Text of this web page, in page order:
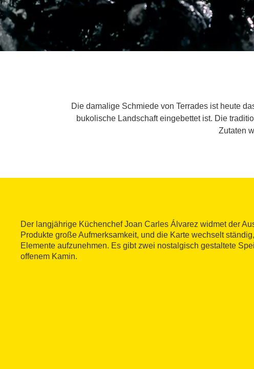
Die damalige Schmiede von Terrades ist heute
bukolische Landschaft eingebettet ist. Die
Zutaten
Der langjährige Küchenchef Joan Carles Álvarez widmet der
Produkte große Aufmerksamkeit, und die Karte wechselt
Elemente aufzunehmen. Es gibt zwei nostalgisch gestaltete
offenem Kamin.